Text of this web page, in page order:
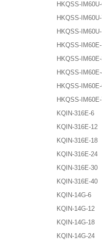
HKQSS-
HKQSS-
HKQSS-
HKQSS-
HKQSS-
HKQSS-
HKQSS-
HKQSS-
KQIN-316E-6
KQIN-316E-12
KQIN-316E-18
KQIN-316E-24
KQIN-316E-30
KQIN-316E-40
KQIN-14G-6
KQIN-14G-12
KQIN-14G-18
KQIN-14G-24